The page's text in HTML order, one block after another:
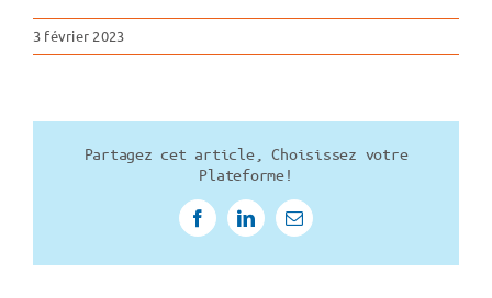
3 février 2023
Partagez cet article, Choisissez votre
Plateforme!
FacebookLinkedInEmail